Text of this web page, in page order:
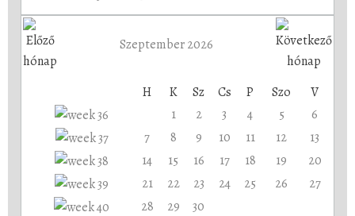
Szeptember 2026
H K Sz Cs P Szo
V
1
2 3 4 5
6
7
8 9 10 11 12
13
14
15 16 17 18 19
20
21
22 23 24 25 26
27
28
29 30